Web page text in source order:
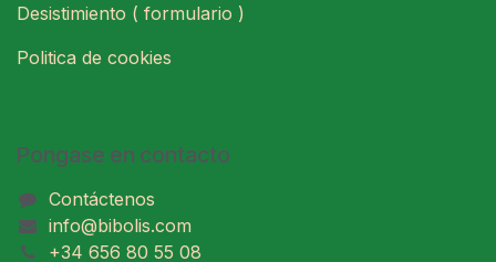
Desistimiento ( formulario )
Politica de cookies
Pongase en contacto
Contáctenos
info@bibolis.com
+34 656 80 55 08